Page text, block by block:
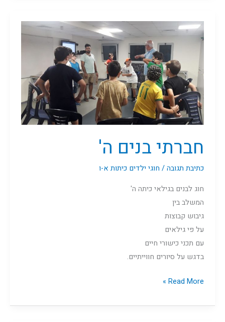
חברתי בנים ה'
כתיבת תגובה/ חוגי ילדים כיתות א-ו
חוג לבנים בגילאי כיתה ה'
המשלב בין
גיבוש קבוצות
על פי גילאים
עם תכני כישורי חיים
בדגש על סיורים חווייתיים.
חברתי
בנים
Read More »